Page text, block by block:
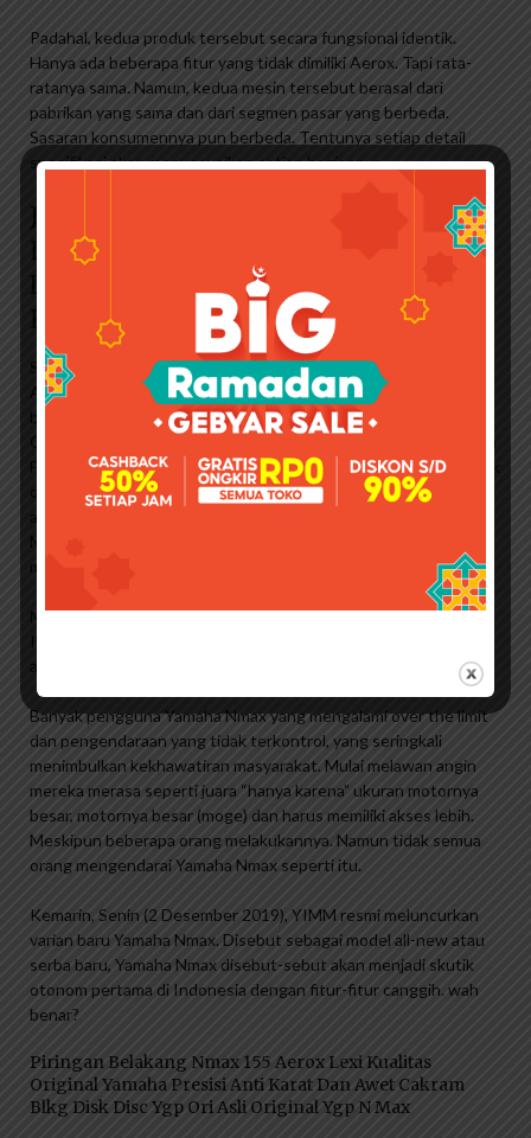
Padahal, kedua produk tersebut secara fungsional identik.
Hanya ada beberapa fitur yang tidak dimiliki Aerox. Tapi rata-
ratanya sama. Namun, kedua mesin tersebut berasal dari
pabrikan yang sama dan dari segmen pasar yang berbeda.
Sasaran konsumennya pun berbeda. Tentunya setiap detail
spesifikasi akan menyesuaikan setiap bagiannya.
Jual Piringan Depan Rcb Aerox Nmax
Lexi Piringan Rcb Nmax Aerox Lexi
Depan Harga Terbaik & Termurah
Februari 2023
Saya harap ulasan di atas membantu Anda memutuskan antara
Aerox dan NMax. Apapun pilihan Anda, jangan lewatkan
berbagai penawaran dan promo menarik kredit motor di MUF
Online Motor Show () yang diselenggarakan oleh Mandiri Utama
Finance. JAKARTA – Yamaha Nmax merupakan salah satu skutik
otonom paling populer di Indonesia. Motor tersebut sepertinya
akan segera menjadi jagoan baru PT Yamaha Indonesia Motor
Manufacturing (YIMM) di Tanah Air. Pasalnya banyak yang
menyukai desain dan gaya Yamaha Nmax ini.
Meski sepeda motor ini sangat digandrungi oleh masyarakat
Indonesia, namun sebenarnya memiliki julukan negatif “motor
arogan”. Apa alasannya?
Banyak pengguna Yamaha Nmax yang mengalami over the limit
dan pengendaraan yang tidak terkontrol, yang seringkali
menimbulkan kekhawatiran masyarakat. Mulai melawan angin
mereka merasa seperti juara “hanya karena” ukuran motornya
besar, motornya besar (moge) dan harus memiliki akses lebih.
Meskipun beberapa orang melakukannya. Namun tidak semua
orang mengendarai Yamaha Nmax seperti itu.
Kemarin, Senin (2 Desember 2019), YIMM resmi meluncurkan
varian baru Yamaha Nmax. Disebut sebagai model all-new atau
serba baru, Yamaha Nmax disebut-sebut akan menjadi skutik
otonom pertama di Indonesia dengan fitur-fitur canggih. wah
benar?
Piringan Belakang Nmax 155 Aerox Lexi Kualitas
Original Yamaha Presisi Anti Karat Dan Awet Cakram
Blkg Disk Disc Ygp Ori Asli Original Ygp N Max